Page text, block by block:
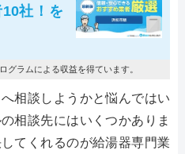
社！を
ラムによる収益を得ています。
相談しようかと悩んではい
相談先にはいくつかありま
てくれるのが給湯器専門業